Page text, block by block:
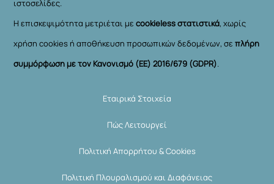
ιστοσελίδες.
Η επισκεψιμότητα μετριέται μεcookieless στατιστικά, χωρίς
χρήση cookies ή αποθήκευση προσωπικών δεδομένων, σεπλήρη
συμμόρφωση με τον Κανονισμό (ΕΕ) 2016/679 (GDPR).
Εταιρικά Στοιχεία
Πώς Λειτουργεί
Πολιτική Απορρήτου & Cookies
Πολιτική Πλουραλισμού και Διαφάνειας